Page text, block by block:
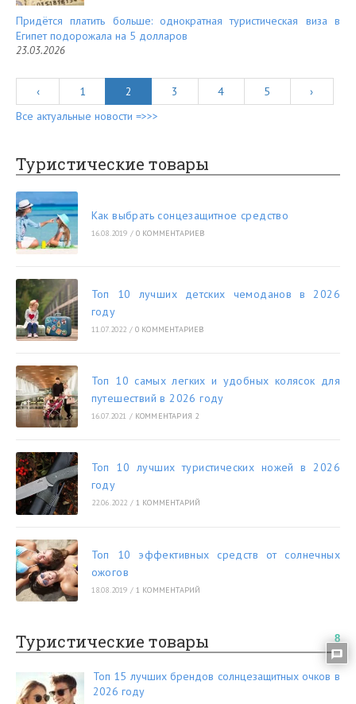
Придётся платить больше: однократная туристическая виза в
Египет подорожала на 5 долларов
23.03.2026
‹ 1 2 3 4 5
›
Все актуальные новости =>>>
Туристические товары
Как выбрать сонцезащитное средство
16.08.2019 / 0 КОММЕНТАРИЕВ
Топ 10 лучших детских чемоданов в 2026
году
11.07.2022 / 0 КОММЕНТАРИЕВ
Топ 10 самых легких и удобных колясок для
путешествий в 2026 году
16.07.2021 / КОММЕНТАРИЯ 2
Топ 10 лучших туристических ножей в 2026
году
22.06.2022 / 1 КОММЕНТАРИЙ
Топ 10 эффективных средств от солнечных
ожогов
18.08.2019 / 1 КОММЕНТАРИЙ
Туристические товары
Топ 15 лучших брендов солнцезащитных очков в
2026 году
8